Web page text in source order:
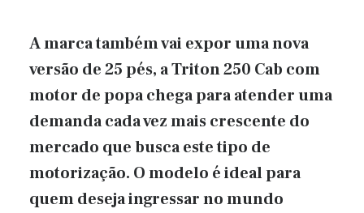
A marca também vai expor uma nova
versão de 25 pés, a Triton 250 Cab com
motor de popa chega para atender uma
demanda cada vez mais crescente do
mercado que busca este tipo de
motorização. O modelo é ideal para
quem deseja ingressar no mundo